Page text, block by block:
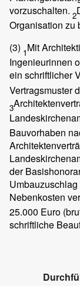
vorzuschalten. 2
Organisation zu
(3) 1Mit
Ingenieurinnen
ein schriftlicher
Vertragsmuster
3
Bauvorhaben
der
Nebenkosten
25.000 Euro
schriftliche